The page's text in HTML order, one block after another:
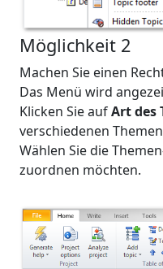
Möglichkeit 2
Machen Sie einen
Das Menü wird
Klicken Sie aufArt des
verschiedenen
Wählen Sie die
zuordnen möchten.